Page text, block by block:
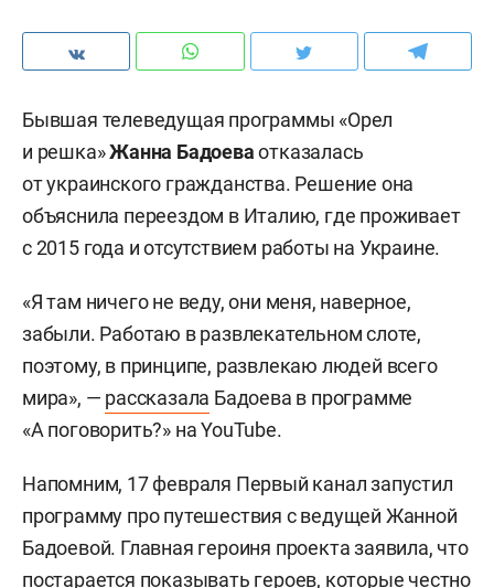
Бывшая телеведущая программы «Орел
и решка»Жанна Бадоеваотказалась
от украинского гражданства. Решение она
объяснила переездом в Италию, где проживает
с 2015 года и отсутствием работы на Украине.
«Я там ничего не веду, они меня, наверное,
забыли. Работаю в развлекательном слоте,
поэтому, в принципе, развлекаю людей всего
мира», — рассказала Бадоева в программе
«А поговорить?» на YouTube.
Напомним, 17 февраля Первый канал запустил
программу про путешествия с ведущей Жанной
Бадоевой. Главная героиня проекта заявила, что
постарается показывать героев, которые честно